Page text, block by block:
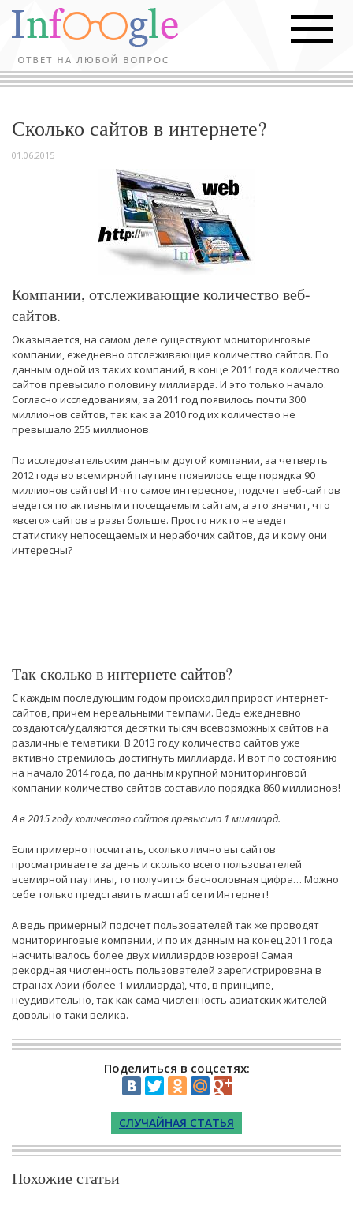
Сколько сайтов в интернете?
01.06.2015
Компании, отслеживающие количество веб-
сайтов.
Оказывается, на самом деле существуют мониторинговые
компании, ежедневно отслеживающие количество сайтов. По
данным одной из таких компаний, в конце 2011 года количество
сайтов превысило половину миллиарда. И это только начало.
Согласно исследованиям, за 2011 год появилось почти 300
миллионов сайтов, так как за 2010 год их количество не
превышало 255 миллионов.
По исследовательским данным другой компании, за четверть
2012 года во всемирной паутине появилось еще порядка 90
миллионов сайтов! И что самое интересное, подсчет веб-сайтов
ведется по активным и посещаемым сайтам, а это значит, что
«всего» сайтов в разы больше. Просто никто не ведет
статистику непосещаемых и нерабочих сайтов, да и кому они
интересны?
Так сколько в интернете сайтов?
С каждым последующим годом происходил прирост интернет-
сайтов, причем нереальными темпами. Ведь ежедневно
создаются/удаляются десятки тысяч всевозможных сайтов на
различные тематики. В 2013 году количество сайтов уже
активно стремилось достигнуть миллиарда. И вот по состоянию
на начало 2014 года, по данным крупной мониторинговой
компании количество сайтов составило порядка 860 миллионов!
А в 2015 году количество сайтов превысило 1 миллиард.
Если примерно посчитать, сколько лично вы сайтов
просматриваете за день и сколько всего пользователей
всемирной паутины, то получится баснословная цифра… Можно
себе только представить масштаб сети Интернет!
А ведь примерный подсчет пользователей так же проводят
мониторинговые компании, и по их данным на конец 2011 года
насчитывалось более двух миллиардов юзеров! Самая
рекордная численность пользователей зарегистрирована в
странах Азии (более 1 миллиарда), что, в принципе,
неудивительно, так как сама численность азиатских жителей
довольно таки велика.
Поделиться в соцсетях:
СЛУЧАЙНАЯ СТАТЬЯ
Похожие статьи